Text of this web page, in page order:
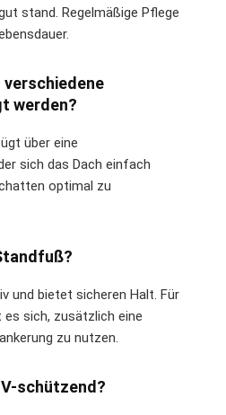
stand. Regelmäßige Pflege
verschiedene
werden?
über eine
sich das Dach einfach
optimal zu
und bietet sicheren Halt. Für
sich, zusätzlich eine
zu nutzen.
schützend?